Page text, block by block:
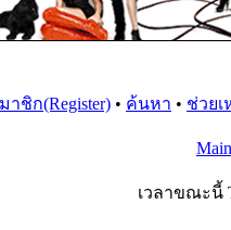
ชิก(Register) • ค้นหา • ช่วยเ
Main
เวลาขณะนี้